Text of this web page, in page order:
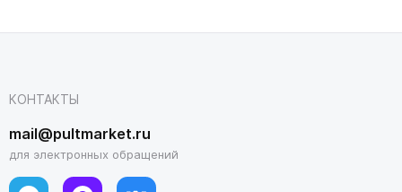
КОНТАКТЫ
mail@pultmarket.ru
для электронных обращений